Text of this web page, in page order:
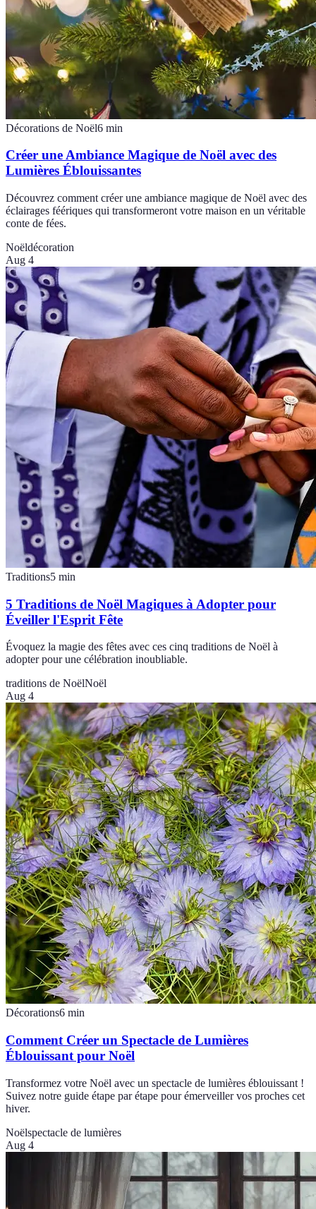
Décorations de Noël6 min
Créer une Ambiance Magique de Noël avec des
Lumières Éblouissantes
Découvrez comment créer une ambiance magique de Noël avec des
éclairages féériques qui transformeront votre maison en un véritable
conte de fées.
Noëldécoration
Aug 4
Traditions5 min
5 Traditions de Noël Magiques à Adopter pour
Éveiller l'Esprit Fête
Évoquez la magie des fêtes avec ces cinq traditions de Noël à
adopter pour une célébration inoubliable.
traditions de NoëlNoël
Aug 4
Décorations6 min
Comment Créer un Spectacle de Lumières
Éblouissant pour Noël
Transformez votre Noël avec un spectacle de lumières éblouissant !
Suivez notre guide étape par étape pour émerveiller vos proches cet
hiver.
Noëlspectacle de lumières
Aug 4